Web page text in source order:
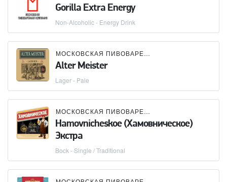
Gorilla Extra Energy
Non-Alcoholic - Energy Drink
МОСКОВСКАЯ ПИВОВАРЕННАЯ КОМПАНИЯ (МПК)
Alter Meister
Lager - Pale
МОСКОВСКАЯ ПИВОВАРЕННАЯ КОМПАНИЯ (МПК)
Hamovnicheskoe (Хамовническое)
Экстра
Bock - Single / Traditional